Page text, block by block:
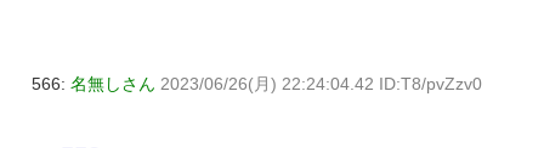
566: 名無しさん 2023/06/26(月) 22:24:04.42 ID:T8/pvZzv0